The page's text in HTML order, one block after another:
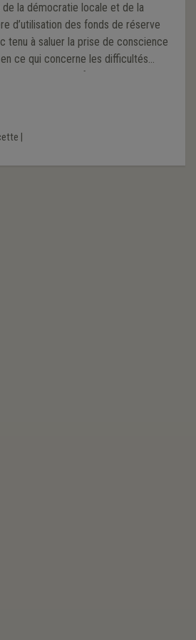
la démocratie locale et de la
d’utilisation des fonds de réserve
tenu à saluer la prise de conscience
ce qui concerne les difficultés
sont confrontées les